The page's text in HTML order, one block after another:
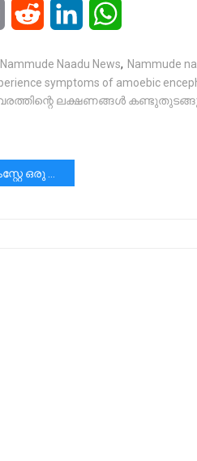
Email Reddit LinkedIn
Nammude Naadu News, Nammude
symptoms of amoebic
ലക്ഷണങ്ങൾ
ടിപ്പുകൾ പറഞ്ഞുതരാം.